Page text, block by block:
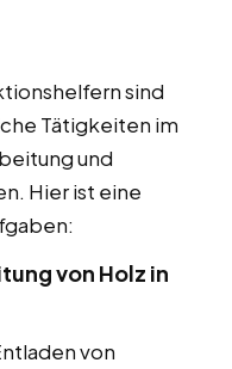
sind
Tätigkeiten im
und
Hier ist eine
von Holz in
von